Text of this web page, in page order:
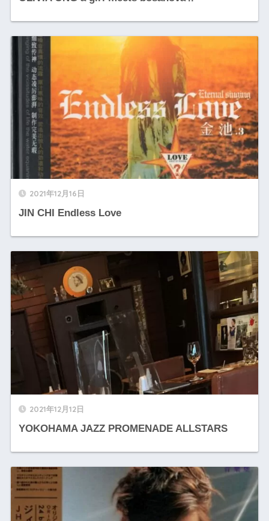
2021年12月16日
JIN CHI Endless Love
2021年12月12日
YOKOHAMA JAZZ PROMENADE ALLSTARS